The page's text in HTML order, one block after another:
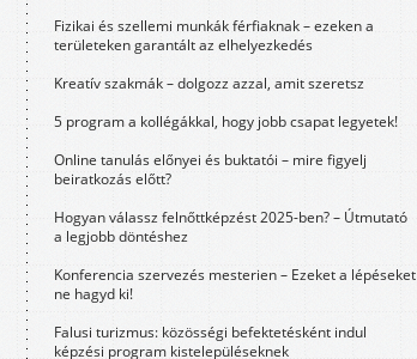
Fizikai és szellemi munkák férfiaknak – ezeken a
területeken garantált az elhelyezkedés
Kreatív szakmák – dolgozz azzal, amit szeretsz
5 program a kollégákkal, hogy jobb csapat legyetek!
Online tanulás előnyei és buktatói – mire figyelj
beiratkozás előtt?
Hogyan válassz felnőttképzést 2025-ben? – Útmutató
a legjobb döntéshez
Konferencia szervezés mesterien – Ezeket a lépéseket
ne hagyd ki!
Falusi turizmus: közösségi befektetésként indul
képzési program kistelepüléseknek